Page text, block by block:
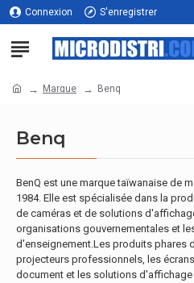
Connexion S'enregistrer
Marque Benq
Benq
BenQ est une marque taïwanaise de
1984. Elle est spécialisée dans la
de caméras et de solutions
organisations gouvernementales et
d'enseignement.Les produits phares
projecteurs professionnels, les
document et les solutions